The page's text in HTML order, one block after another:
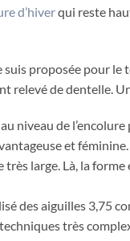
d’hiverqui reste
proposée pour le
relevé de dentelle.
niveau de
et
large. Là, la
des aiguilles 3,75
très